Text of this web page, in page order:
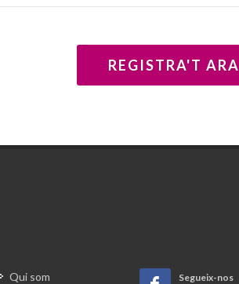
el
REGISTRA'T ARA
Qui som
Segueix-nos